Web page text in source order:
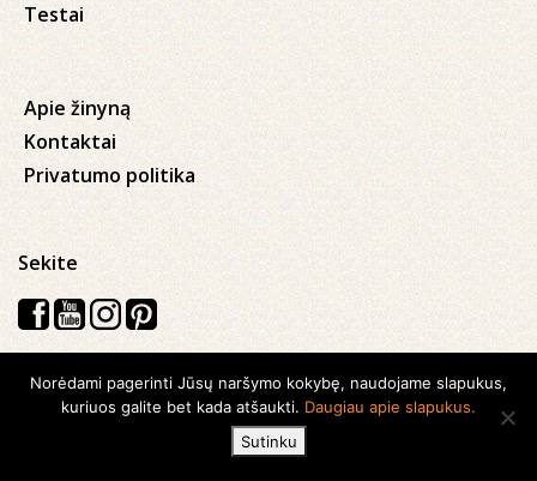
Testai
Apie žinyną
Kontaktai
Privatumo politika
Sekite
Visos teisės saugomos © 2026 Kauno apskrities viešoji Ąžuolyno
biblioteka
Norėdami pagerinti Jūsų naršymo kokybę, naudojame slapukus,
kuriuos galite bet kada atšaukti. Daugiau apie slapukus.
Sutinku